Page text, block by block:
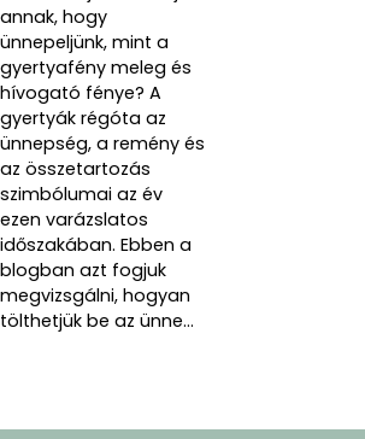
annak, hogy
ünnepeljünk, mint a
gyertyafény meleg és
hívogató fénye? A
gyertyák régóta az
ünnepség, a remény és
az összetartozás
szimbólumai az év
ezen varázslatos
időszakában. Ebben a
blogban azt fogjuk
megvizsgálni, hogyan
tölthetjük be az ünne...